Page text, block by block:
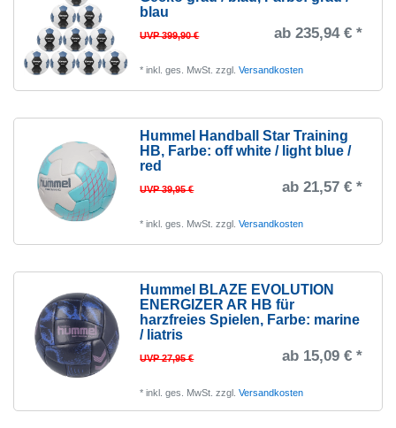
blau
UVP 399,90 € ab 235,94 € *
*inkl. ges. MwSt. zzgl.Versandkosten
Hummel Handball Star Training
HB, Farbe: off white / light blue /
red
UVP 39,95 € ab 21,57 € *
*inkl. ges. MwSt. zzgl.Versandkosten
Hummel BLAZE EVOLUTION
ENERGIZER AR HB für
harzfreies Spielen, Farbe: marine
/ liatris
UVP 27,95 € ab 15,09 € *
*inkl. ges. MwSt. zzgl.Versandkosten